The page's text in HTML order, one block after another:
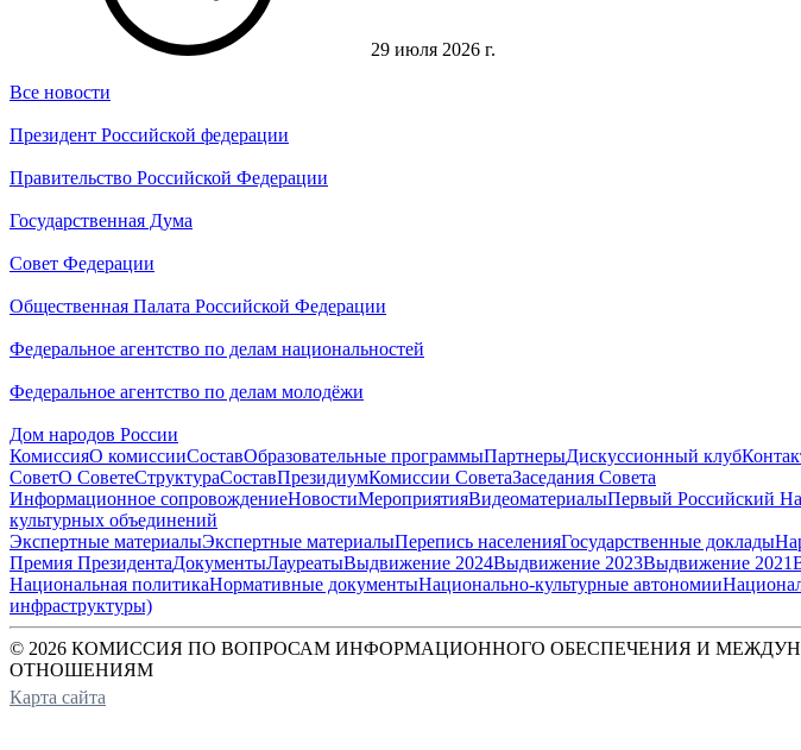
29 июля 2026 г.
Все новости
Президент Российской федерации
Правительство Российской Федерации
Государственная Дума
Совет Федерации
Общественная Палата Российской Федерации
Федеральное агентство по делам национальностей
Федеральное агентство по делам молодёжи
Дом народов России
КомиссияО комиссииСоставОбразовательные программыПартнерыДискуссионный клуб
СоветО СоветеСтруктураСоставПрезидиумКомиссии СоветаЗаседания Совета
Информационное сопровождениеНовостиМероприятияВидеоматериалыПервый Российский
культурных объединений
Экспертные материалыЭкспертные материалыПерепись населенияГосударственные доклады
Премия ПрезидентаДокументыЛауреатыВыдвижение 2024Выдвижение 2023Выдвижение 2021
Национальная политикаНормативные документыНационально-культурные автономии
инфраструктуры)
© 2026 КОМИССИЯ ПО ВОПРОСАМ ИНФОРМАЦИОННОГО ОБЕСПЕЧЕНИЯ И
ОТНОШЕНИЯМ
Карта сайта